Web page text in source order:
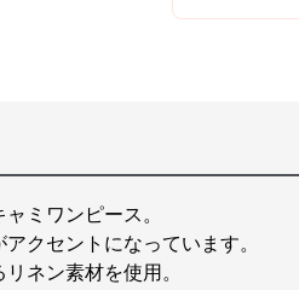
ミワンピース。
クセントになっています。
ネン素材を使用。